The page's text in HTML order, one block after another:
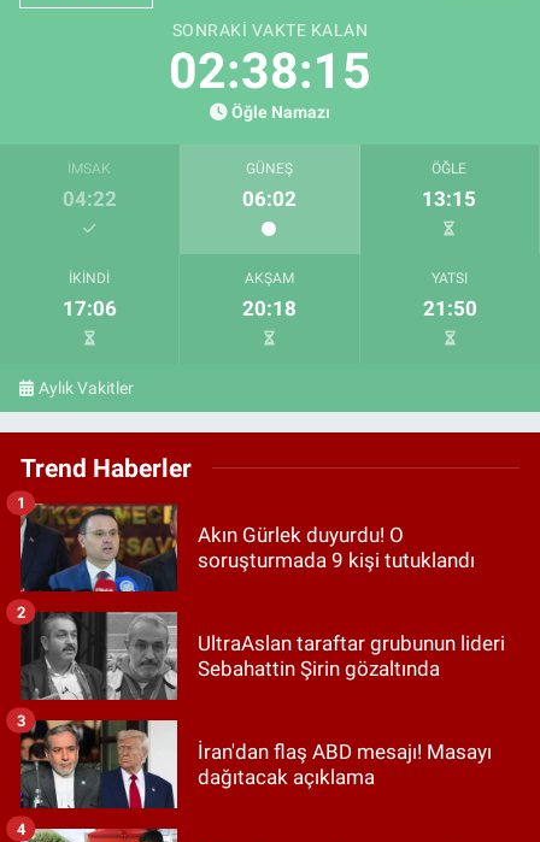
SONRAKI VAKTE KALAN
02:38:14
Öğle Namazı
İMSAK
04:22
GÜNEŞ
06:02
ÖĞLE
13:15
İKINDI
17:06
AKŞAM
20:18
YATSI
21:50
Aylık Vakitler
Trend Haberler
Akın Gürlek duyurdu! O
soruşturmada 9 kişi tutuklandı
1
UltraAslan taraftar grubunun lideri
Sebahattin Şirin gözaltında
2
İran'dan flaş ABD mesajı! Masayı
dağıtacak açıklama
3
4